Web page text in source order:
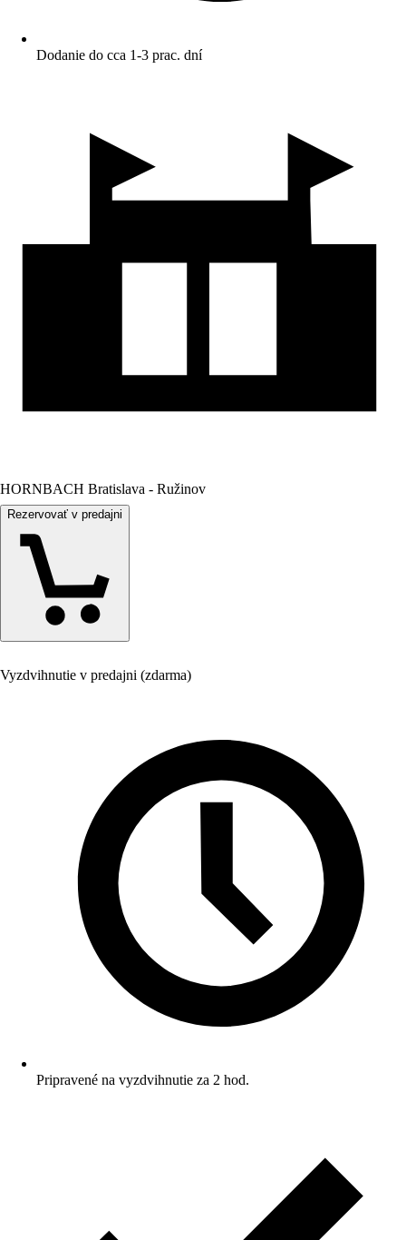
Dodanie do cca 1-3 prac. dní
HORNBACH Bratislava - Ružinov
Rezervovať v predajni
Vyzdvihnutie v predajni (zdarma)
Pripravené na vyzdvihnutie za 2 hod.